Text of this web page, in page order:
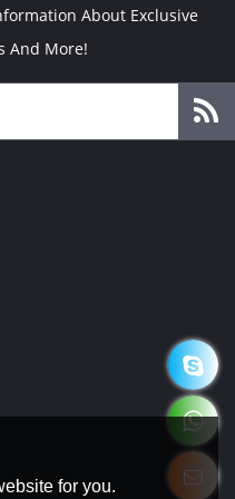
About Exclusive
And More!
for you.